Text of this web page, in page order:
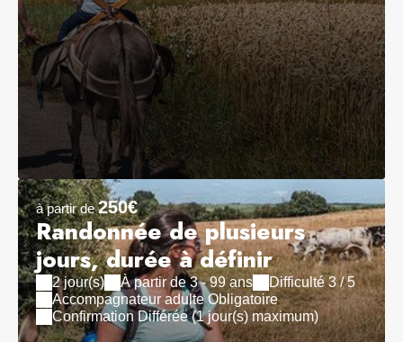
à partir de 250€
Randonnée de plusieurs
jours, durée à définir
2 jour(s) À partir de 3 - 99 ans
Difficulté 3 / 5
Accompagnateur adulte Obligatoire
Confirmation Différée (1 jour(s) maximum)